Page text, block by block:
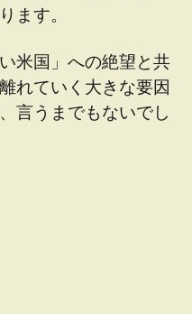
ます。
米国」への絶望と共
れていく大きな要因
言うまでもないでし